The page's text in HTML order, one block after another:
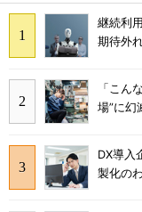
継続利
期待外
「こん
場”に幻
DX導入
製化の